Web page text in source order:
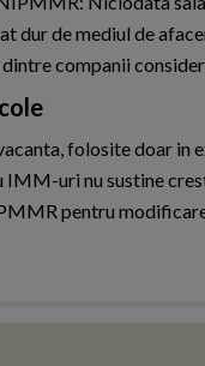
dur de mediul de
companii
folosite doar in
IMM-uri nu sustine
pentru